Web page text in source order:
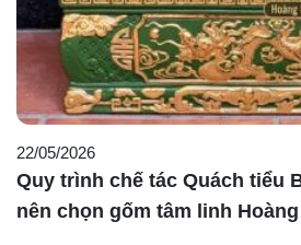
22/05/2026
Quy trình chế tác Quách tiểu
nên chọn gốm tâm linh